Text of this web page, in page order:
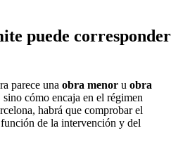
puede corresponder
parece una obra menor u obra
cómo encaja en el régimen
habrá que comprobar el
de la intervención y del